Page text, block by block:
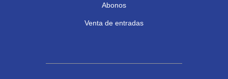
Abonos
Venta de entradas